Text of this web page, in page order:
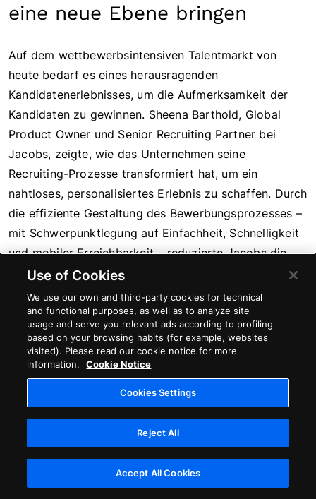
eine neue Ebene bringen
Auf dem wettbewerbsintensiven Talentmarkt von
heute bedarf es eines herausragenden
Kandidatenerlebnisses, um die Aufmerksamkeit der
Kandidaten zu gewinnen. Sheena Barthold, Global
Product Owner und Senior Recruiting Partner bei
Jacobs, zeigte, wie das Unternehmen seine
Recruiting-Prozesse transformiert hat, um ein
nahtloses, personalisiertes Erlebnis zu schaffen. Durch
die effiziente Gestaltung des Bewerbungsprozesses –
mit Schwerpunktlegung auf Einfachheit, Schnelligkeit
und mobiler Erreichbarkeit – reduzierte Jacobs die
Abbruchraten und förderte die Einbindung.
Automatisierung spielte hier eine zentrale Rolle. Mit
gezieltenDrip-Kampagnenwurden die
Unternehmenskultur aufgezeigt und Kandidaten durch
personalisierte Inhalte eingebunden. Durch die
Verzögerung automatisierter E-Mails verbesserte
Jacobs auch die Kommunikation im Falle einer
Absage, um so eine respektvollere Erfahrung zu
bieten. Gleichzeitig wurde Recruitern mehr Zeit
eingeräumt, sich auf strategische Aufgaben zu
konzentrieren. Diese Verbesserungen schaffen einen
Use of Cookies
We use our own and third-party cookies for technical
and functional purposes, as well as to analyze site
usage and serve you relevant ads according to profiling
based on your browsing habits (for example, websites
visited). Please read our cookie notice for more
information.
Cookie Notice
Cookies Settings
Reject All
Accept All Cookies